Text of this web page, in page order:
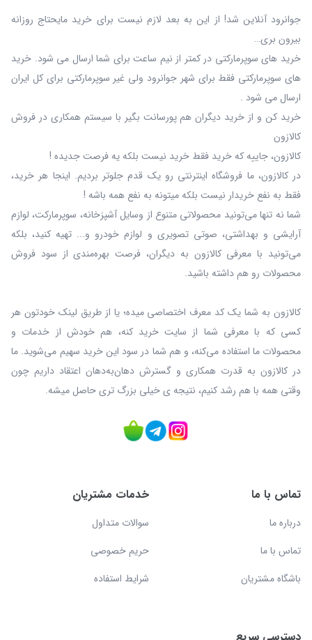
جوانرود آنلاین شد! از این به بعد لازم نیست برای خرید مایحتاج روزانه
بیرون بری…
خرید های سوپرمارکتی در کمتر از نیم ساعت برای شما ارسال می شود. خرید
های سوپرمارکتی فقط برای شهر جوانرود ولی غیر سوپرمارکتی برای کل ایران
ارسال می شود .
خرید کن و از خرید دیگران هم پورسانت بگیر با سیستم همکاری در فروش
کالازون
کالازون، جاییه که خرید فقط خرید نیست بلکه یه فرصت جدیده !
در کالازون، ما فروشگاه اینترنتی رو یک قدم جلوتر بردیم. اینجا هر خرید،
فقط به نفع خریدار نیست بلکه میتونه به نفع همه باشه !
شما نه‌ تنها می‌تونید محصولاتی متنوع از وسایل آشپزخانه، سوپرمارکت، لوازم
آرایشی و بهداشتی، صوتی تصویری و لوازم خودرو و... تهیه کنید، بلکه
می‌تونید با معرفی کالازون به دیگران، فرصت بهره‌مندی از سود فروش
محصولات رو هم داشته باشید.
کالازون به شما یک کد معرف اختصاصی میده؛ یا از طریق لینک خودتون هر
کسی که با معرفی شما از سایت خرید کنه، هم خودش از خدمات و
محصولات ما استفاده می‌کنه، و هم شما در سود این خرید سهیم می‌شوید. ما
در کالازون به قدرت همکاری و گسترش دهان‌به‌دهان اعتقاد داریم چون
وقتی همه با هم رشد کنیم، نتیجه ی خیلی بزرگ‌ تری حاصل میشه.
تماس با ما
درباره ما
تماس با ما
باشگاه مشتریان
خدمات مشتریان
سوالات متداول
حریم خصوصی
شرایط استفاده